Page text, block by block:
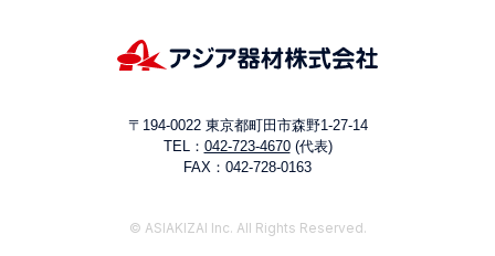
〒194-0022 東京都町田市森野1-27-14
TEL： 042-723-4670(代表)
FAX：042-728-0163
© ASIAKIZAI Inc. All Rights Reserved.